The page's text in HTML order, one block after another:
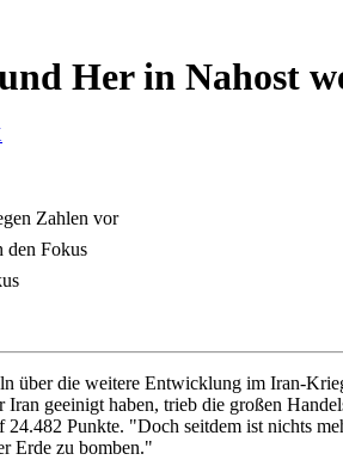
Her in Nahost
Zahlen vor
den Fokus
über die weitere Entwicklung im Iran-
geeinigt haben, trieb die großen
24.482 Punkte. "Doch seitdem ist nichts
Erde zu bomben."